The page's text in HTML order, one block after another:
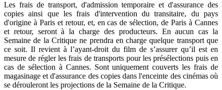
Les frais de transport, d'admission temporaire et d'assurance des
copies ainsi que les frais d'intervention du transitaire, du pays
d'origine à Paris et retour, et, en cas de sélection, de Paris à Cannes
et retour, seront à la charge des producteurs. En aucun cas la
Semaine de la Critique ne prendra en charge quelque transport que
ce soit. Il revient à l’ayant-droit du film de s’assurer qu’il est en
mesure de régler les frais de transports pour les présélections puis en
cas de sélection à Cannes. Sont uniquement couverts les frais de
magasinage et d'assurance des copies dans l'enceinte des cinémas où
se dérouleront les projections de la Semaine de la Critique.